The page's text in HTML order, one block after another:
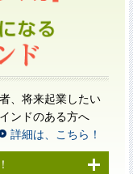
、将来起業したい
ンドのある方へ
詳細は、こちら！